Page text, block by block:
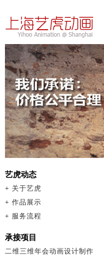
艺虎动态
+ 关于艺虎
+ 作品展示
+ 服务流程
承接项目
二维三维年会动画设计制作